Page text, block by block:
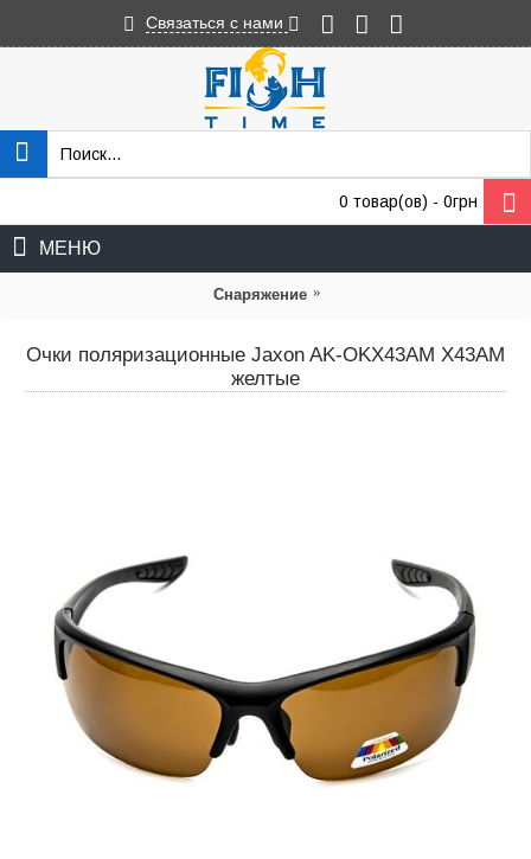
Связаться с нами
0 товар(ов) - 0грн
МЕНЮ
Снаряжение
Очки поляризационные Jaxon AK-OKX43AM X43AM
желтые